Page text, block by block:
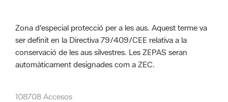
Zona d'especial protecció per a les aus. Aquest terme va
ser definit en la Directiva 79/409/CEE relativa a la
conservació de les aus silvestres. Les ZEPAS seran
automàticament designades com a ZEC.
108708 Accesos